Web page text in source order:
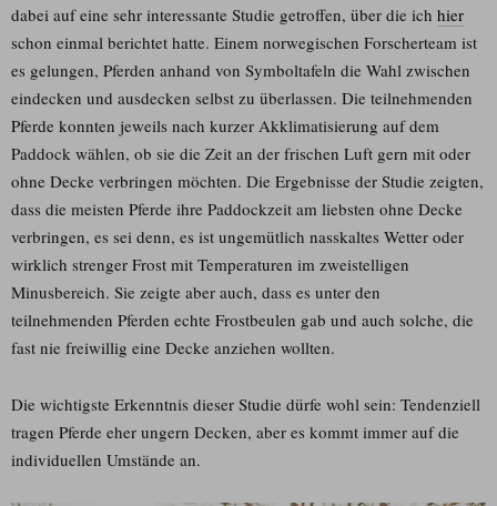
dabei auf eine sehr interessante Studie getroffen, über die ich hier
schon einmal berichtet hatte. Einem norwegischen Forscherteam ist
es gelungen, Pferden anhand von Symboltafeln die Wahl zwischen
eindecken und ausdecken selbst zu überlassen. Die teilnehmenden
Pferde konnten jeweils nach kurzer Akklimatisierung auf dem
Paddock wählen, ob sie die Zeit an der frischen Luft gern mit oder
ohne Decke verbringen möchten. Die Ergebnisse der Studie zeigten,
dass die meisten Pferde ihre Paddockzeit am liebsten ohne Decke
verbringen, es sei denn, es ist ungemütlich nasskaltes Wetter oder
wirklich strenger Frost mit Temperaturen im zweistelligen
Minusbereich. Sie zeigte aber auch, dass es unter den
teilnehmenden Pferden echte Frostbeulen gab und auch solche, die
fast nie freiwillig eine Decke anziehen wollten.
Die wichtigste Erkenntnis dieser Studie dürfe wohl sein: Tendenziell
tragen Pferde eher ungern Decken, aber es kommt immer auf die
individuellen Umstände an.